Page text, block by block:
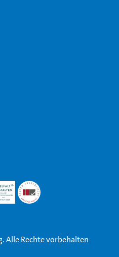
Alle Rechte vorbehalten